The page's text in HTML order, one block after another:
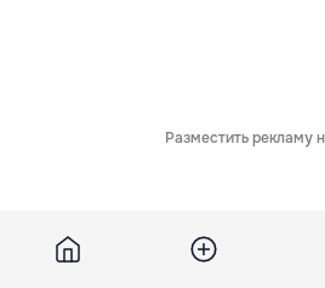
Разместить рекламу